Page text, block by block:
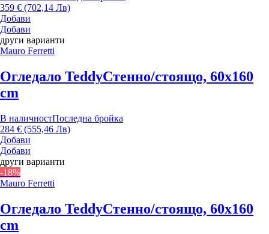
359 € (702,14 Лв)
Добави
Добави
други варианти
Mauro Ferretti
Огледало TeddyСтенно/стоящо, 60x160
cm
В наличностПоследна бройка
284 € (555,46 Лв)
Добави
Добави
други варианти
-18%
Mauro Ferretti
Огледало TeddyСтенно/стоящо, 60x160
cm